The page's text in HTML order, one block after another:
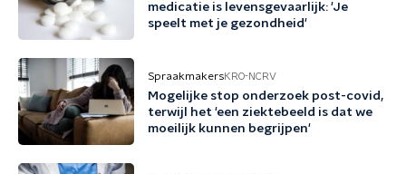
medicatie is levensgevaarlijk: 'Je
speelt met je gezondheid'
SpraakmakersKRO-NCRV
Mogelijke stop onderzoek post-covid,
terwijl het 'een ziektebeeld is dat we
moeilijk kunnen begrijpen'